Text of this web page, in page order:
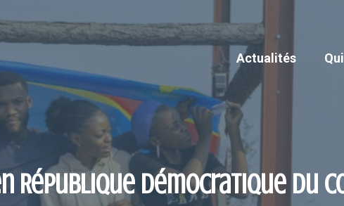
Actualités
République démocratique du